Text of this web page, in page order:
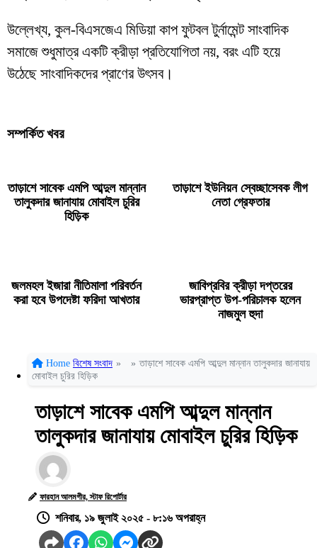
উল্লেখ্য, কুল-বিএসজেএ মিডিয়া কাপ ফুটবল টুর্নামেন্ট সাংবাদিক
সমাজে শুধুমাত্র একটি ক্রীড়া প্রতিযোগিতা নয়, বরং এটি হয়ে
উঠেছে সাংবাদিকদের প্রাণের উৎসব।
সম্পর্কিত খবর
তাড়াশে সাবেক এমপি আব্দুল মান্নান
তালুকদার জানাযায় মোবাইল চুরির
হিড়িক
তাড়াশে ইউনিয়ন স্বেচ্ছাসেবক লীগ
নেতা গ্রেফতার
জলমহল ইজারা নীতিমালা পরিবর্তন
করা হবে উপদেষ্টা ফরিদা আখতার
জাবিপ্রবির ক্রীড়া দপ্তরের
ভারপ্রাপ্ত উপ-পরিচালক হলেন
নাজমুল হুদা
Home বিশেষ সংবাদ » » তাড়াশে সাবেক এমপি আব্দুল মান্নান তালুকদার জানাযায়
মোবাইল চুরির হিড়িক
তাড়াশে সাবেক এমপি আব্দুল মান্নান
তালুকদার জানাযায় মোবাইল চুরির হিড়িক
ফারহান আলমগীর, স্টাফ রিপোর্টার
শনিবার, ১৯ জুলাই ২০২৫ - ৮:১৬ অপরাহ্ন